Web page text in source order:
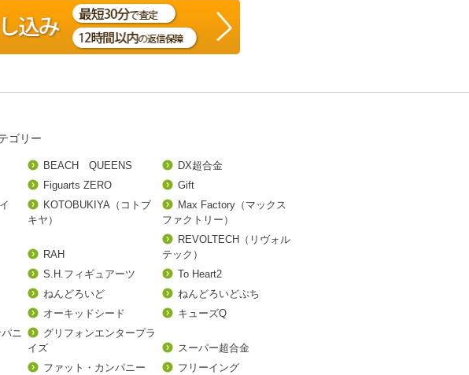
ゴリー
BEACH QUEENS
DX超合金
Figuarts ZERO
Gift
KOTOBUKIYA（コトブ
キヤ）
Max Factory（マックス
ファクトリー）
RAH
REVOLTECH（リヴォル
テック）
S.H.フィギュアーツ
To Heart2
ねんどろいど
ねんどろいどぷち
オーキッドシード
キューズQ
ニ
グリフォンエンタープラ
イズ
スーパー超合金
ファット・カンパニー
フリーイング